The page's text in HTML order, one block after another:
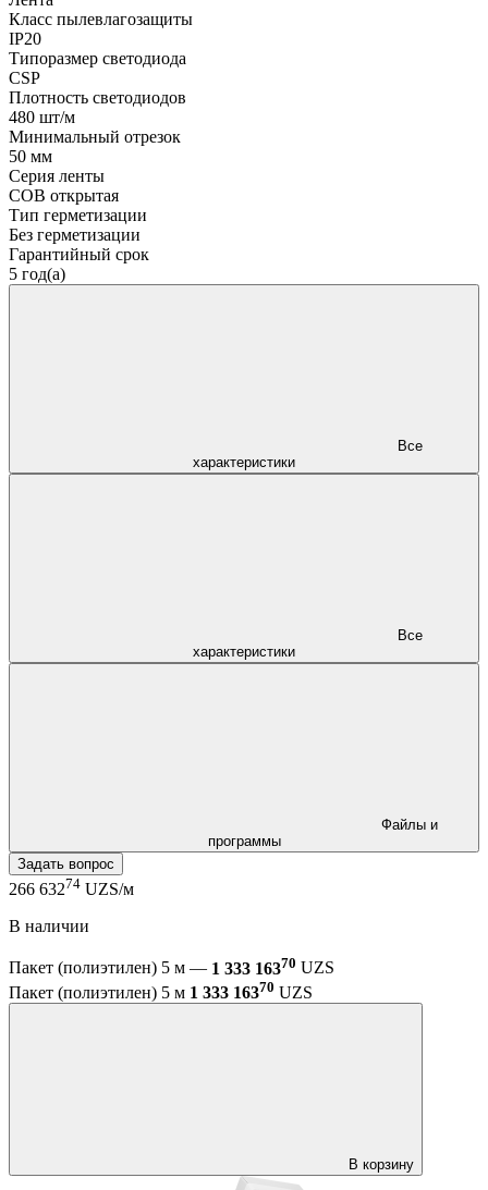
Класс пылевлагозащиты
IP20
Типоразмер светодиода
CSP
Плотность светодиодов
480 шт/м
Минимальный отрезок
50 мм
Серия ленты
COB открытая
Тип герметизации
Без герметизации
Гарантийный срок
5 год(а)
характеристики
характеристики
программы
Задать вопрос
266 63274 UZS/м
В наличии
Пакет (полиэтилен) 5 м — 1 333 16370 UZS
Пакет (полиэтилен) 5 м 1 333 16370 UZS
В корзину